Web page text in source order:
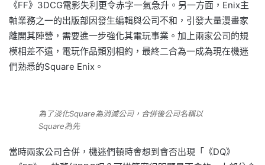
《FF》3DCG電影失利更令赤字一氣急升。另一方面，Enix主
軸業務之一的出版部因發生編輯與公司不和，引發大量漫畫家
離開其陣營，需要進一步強化其電玩事業。加上兩家公司的規
模相差不遠，電玩作品類別相約，最終二合為一成為現在機迷
們熟悉的Square Enix。
為了淡化Square為消滅公司，合併後公司名稱以
Square為先
當時兩家公司合併，機迷們頓時會想到會否出現「《DQ》